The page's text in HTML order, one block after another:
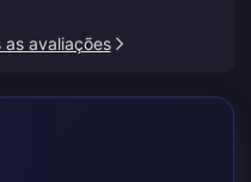
respondesse mais
as avaliações